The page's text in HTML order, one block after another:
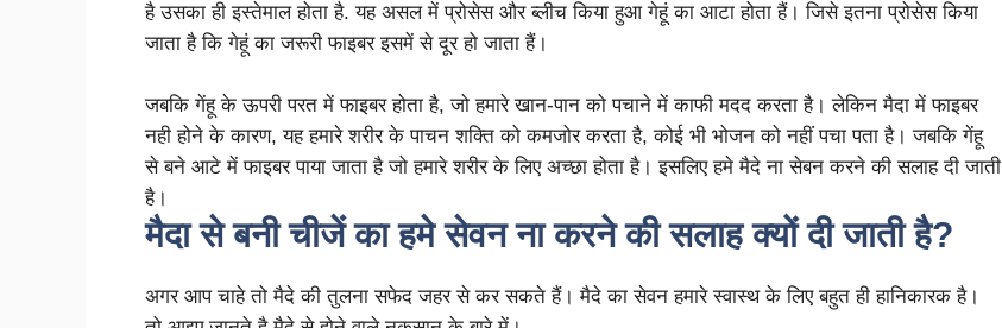
है उसका ही इस्तेमाल होता है. यह असल में प्रोसेस और ब्लीच किया हुआ गेहूं का आटा होता हैं। जिसे इतना प्रोसेस किया
जाता है कि गेहूं का जरूरी फाइबर इसमें से दूर हो जाता हैं।
जबकि गेंहू के ऊपरी परत में फाइबर होता है, जो हमारे खान-पान को पचाने में काफी मदद करता है। लेकिन मैदा में फाइबर
नही होने के कारण, यह हमारे शरीर के पाचन शक्ति को कमजोर करता है, कोई भी भोजन को नहीं पचा पता है। जबकि गेंहू
से बने आटे में फाइबर पाया जाता है जो हमारे शरीर के लिए अच्छा होता है। इसलिए हमे मैदे ना सेबन करने की सलाह दी जाती
है।
मैदा से बनी चीजें का हमे सेवन ना करने की सलाह क्यों दी जाती है?
अगर आप चाहे तो मैदे की तुलना सफेद जहर से कर सकते हैं। मैदे का सेवन हमारे स्वास्थ के लिए बहुत ही हानिकारक है।